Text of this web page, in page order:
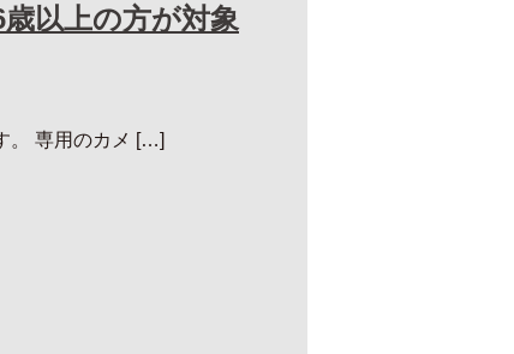
以上の方が対象
。 専用のカメ […]